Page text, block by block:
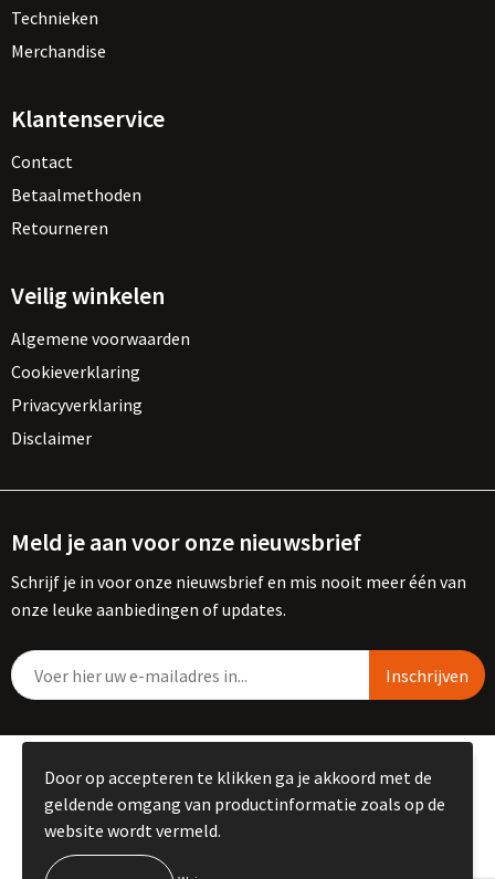
Technieken
Merchandise
Klantenservice
Contact
Betaalmethoden
Retourneren
Veilig winkelen
Algemene voorwaarden
Cookieverklaring
Privacyverklaring
Disclaimer
Meld je aan voor onze nieuwsbrief
Schrijf je in voor onze nieuwsbrief en mis nooit meer één van
onze leuke aanbiedingen of updates.
© Copyright Kemme B.V. 2023
Door op accepteren te klikken ga je akkoord met de
geldende omgang van productinformatie zoals op de
website wordt vermeld.